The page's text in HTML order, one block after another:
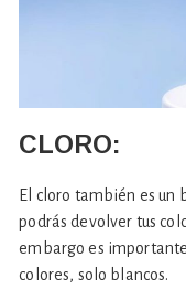
CLORO:
El cloro también es un
podrás devolver tus
embargo es
colores, solo blancos.